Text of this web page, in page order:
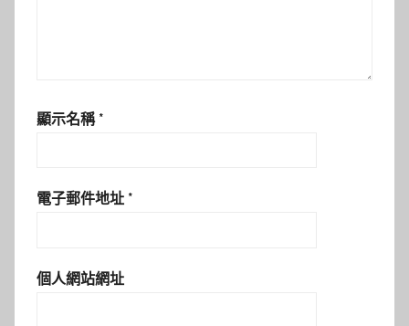
顯示名稱 *
電子郵件地址 *
個人網站網址